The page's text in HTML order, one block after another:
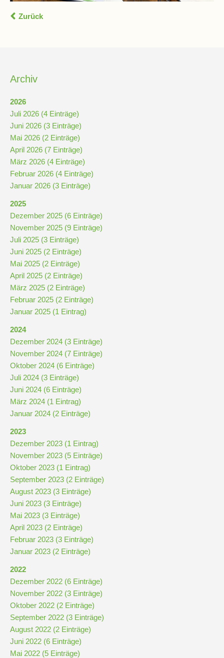
und
10
Wahlpflichtunterricht
Kl.
7
Was
war?
Organisatorisches
Downloads
und
Formulare
Infos
für
Viertklässler
Anmeldung
Schülerbücherei
Hausordnung
Pausenordnung
Handynutzung
Datenschutz
Sponsoren
Bestellung
Schokoticket
Zurück
Archiv
2026
Juli 2026 (4 Einträge)
Juni 2026 (3 Einträge)
Mai 2026 (2 Einträge)
April 2026 (7 Einträge)
März 2026 (4 Einträge)
Februar 2026 (4 Einträge)
Januar 2026 (3 Einträge)
2025
Dezember 2025 (6 Einträge)
November 2025 (9 Einträge)
Juli 2025 (3 Einträge)
Juni 2025 (2 Einträge)
Mai 2025 (2 Einträge)
April 2025 (2 Einträge)
März 2025 (2 Einträge)
Februar 2025 (2 Einträge)
Januar 2025 (1 Eintrag)
2024
Dezember 2024 (3 Einträge)
November 2024 (7 Einträge)
Oktober 2024 (6 Einträge)
Juli 2024 (3 Einträge)
Juni 2024 (6 Einträge)
März 2024 (1 Eintrag)
Januar 2024 (2 Einträge)
2023
Dezember 2023 (1 Eintrag)
November 2023 (5 Einträge)
Oktober 2023 (1 Eintrag)
September 2023 (2 Einträge)
August 2023 (3 Einträge)
Juni 2023 (3 Einträge)
Mai 2023 (3 Einträge)
April 2023 (2 Einträge)
Februar 2023 (3 Einträge)
Januar 2023 (2 Einträge)
2022
Dezember 2022 (6 Einträge)
November 2022 (3 Einträge)
Oktober 2022 (2 Einträge)
September 2022 (3 Einträge)
August 2022 (2 Einträge)
Juni 2022 (6 Einträge)
Mai 2022 (5 Einträge)